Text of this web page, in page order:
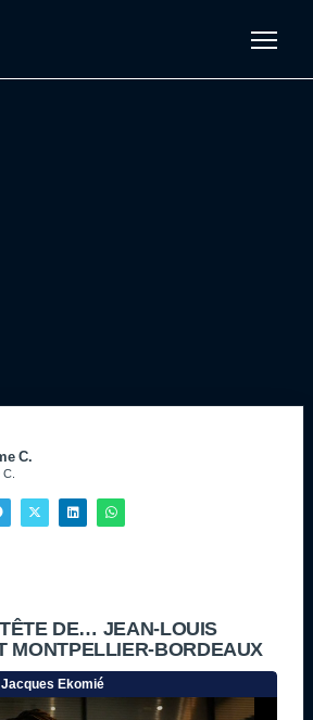
C.
DE… JEAN-LOUIS
MONTPELLIER-BORDEAUX